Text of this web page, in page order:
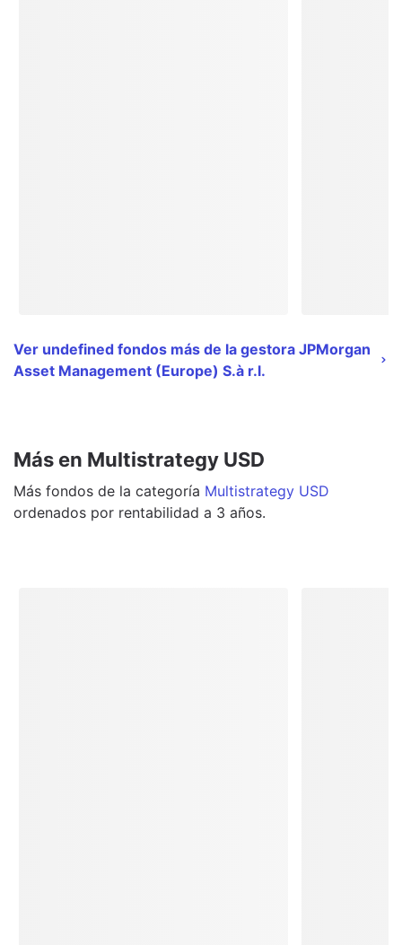
Ver undefined fondos más de la gestora JPMorgan
Asset Management (Europe) S.à r.l.
Más en Multistrategy USD
Más fondos de la categoría Multistrategy USD
ordenados por rentabilidad a 3 años.